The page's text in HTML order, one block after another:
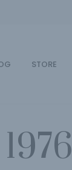
STORE